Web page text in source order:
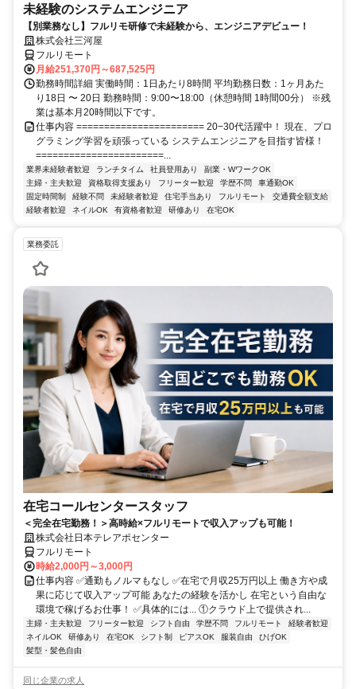
未経験のシステムエンジニア
【別業務なし】フルリモ研修で未経験から、エンジニアデビュー！
株式会社三河屋
フルリモート
月給251,370円～687,525円
勤務時間詳細 実働時間：1日あたり8時間 平均勤務日数：1ヶ月あた
り18日 〜 20日 勤務時間：9:00〜18:00（休憩時間 1時間00分） ※残
業は基本月20時間以下です。
仕事内容 ======================= 20−30代活躍中！ 現在、プロ
グラミング学習を頑張っている システムエンジニアを目指す皆様！
=======================...
業界未経験者歓迎 ランチタイム 社員登用あり
副業・WワークOK
主婦・主夫歓迎
資格取得支援あり フリーター歓迎 学歴不問
車通勤OK
固定時間制
経験不問 未経験者歓迎 住宅手当あり フルリモート
交通費全額支給
経験者歓迎
ネイルOK 有資格者歓迎 研修あり 在宅OK
業務委託
在宅コールセンタースタッフ
＜完全在宅勤務！＞高時給×フルリモートで収入アップも可能！
株式会社日本テレアポセンター
フルリモート
時給2,000円～3,000円
仕事内容 ✅通勤もノルマもなし ✅在宅で月収25万円以上 働き方や成
果に応じて収入アップ可能 あなたの経験を活かし 在宅という自由な
環境で稼げるお仕事！ ✅具体的には... ①クラウド上で提供され...
主婦・主夫歓迎 フリーター歓迎 シフト自由 学歴不問 フルリモート
経験者歓迎
ネイルOK
研修あり 在宅OK シフト制 ピアスOK 服装自由
ひげOK
髪型・髪色自由
同じ企業の求人